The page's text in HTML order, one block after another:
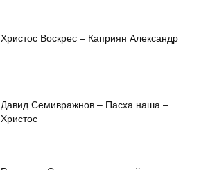
Христос Воскрес – Каприян Александр
Давид Семивражнов – Пасха наша –
Христос